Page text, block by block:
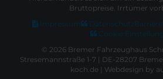
Bruttopreise. Irrtümer
Impressum
Datenschutz
Cookie
© 2026 Bremer Fahrzeughaus
Stresemannstraße 1-7 | DE-28207
koch.de | Webdesign by